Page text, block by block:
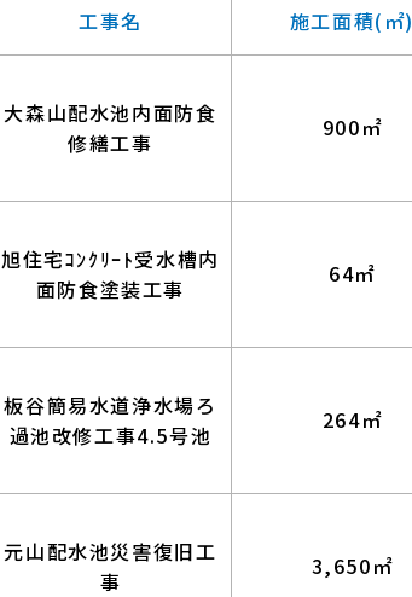
工事名 施工面積(㎡)
大森山配水池内面防食
修繕工事
900㎡
旭住宅ｺﾝｸﾘｰﾄ受水槽内
面防食塗装工事
64㎡
板谷簡易水道浄水場ろ
過池改修工事4.5号池
264㎡
元山配水池災害復旧工
事
3,650㎡